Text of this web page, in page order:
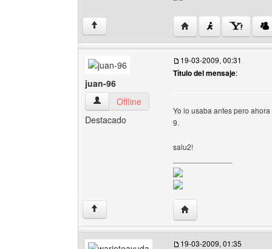
↑ Visitar sitio web del
juan-96
juan-96 Ver perfil del usuario
Offline
Destacado
19-03-2009, 00:31
Título del mensaje:
Yo lo usaba antes pero
9.
salu2!
↑ Visitar sitio web del
19-03-2009, 01:35